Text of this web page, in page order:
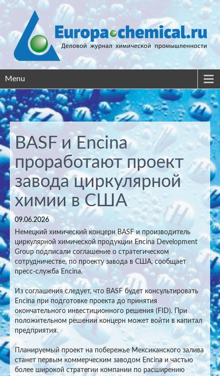
Menu
BASF и Encina
проработают проект
завода циркулярной
химии в США
09.06.2026
Немецкий химический концерн BASF и производитель
циркулярной химической продукции Encina Development
Group подписали соглашение о стратегическом
сотрудничестве, по проекту завода в США, сообщает
пресс-служба Encina.
Из соглашения следует, что BASF будет консультировать
Encina при подготовке проекта до принятия
окончательного инвестиционного решения (FID). При
положительном решении концерн может войти в капитал
предприятия.
Планируемый проект на побережье Мексиканского залива
станет первым коммерческим заводом Encina и частью
более широкой стратегии компании по расширению